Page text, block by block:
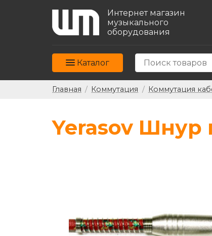
Интернет магазин
музыкального
оборудования
Каталог
Главная / Коммутация / Коммутация
Yerasov Шнур